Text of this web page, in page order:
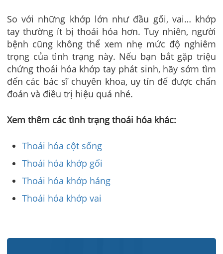
So với những khớp lớn như đầu gối, vai… khớp
tay thường ít bị thoái hóa hơn. Tuy nhiên, người
bệnh cũng không thể xem nhẹ mức độ nghiêm
trọng của tình trạng này. Nếu bạn bắt gặp triệu
chứng thoái hóa khớp tay phát sinh, hãy sớm tìm
đến các bác sĩ chuyên khoa, uy tín để được chẩn
đoán và điều trị hiệu quả nhé.
Xem thêm các tình trạng thoái hóa khác:
Thoái hóa cột sống
Thoái hóa khớp gối
Thoái hóa khớp háng
Thoái hóa khớp vai